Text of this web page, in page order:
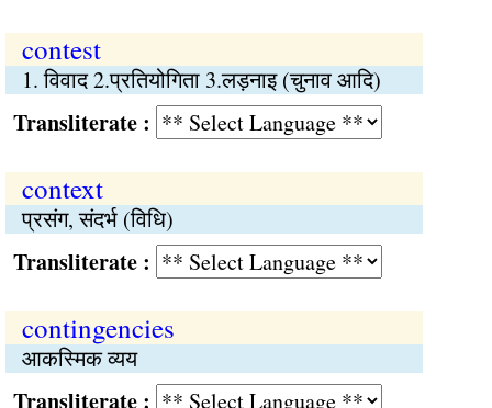
contest
1. विवाद 2.प्रतियोगिता 3.लड़नाइ (चुनाव आदि)
:
context
प्रसंग, संदर्भ (विधि)
:
contingencies
आकस्मिक व्यय
: